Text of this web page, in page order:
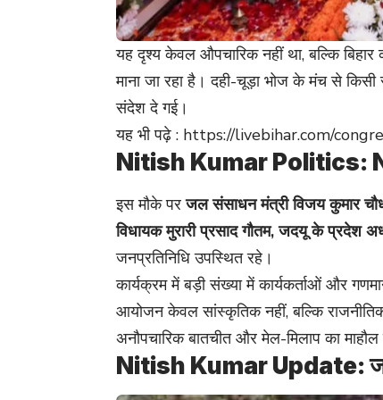
यह दृश्य केवल औपचारिक नहीं था, बल्कि
माना जा रहा है। दही-चूड़ा भोज के मंच से
संदेश दे गई।
यह भी पढ़े : https://livebihar.com/
Nitish Kumar Politics:
इस मौके परजल संसाधन मंत्री विजय कुमार
विधायक मुरारी प्रसाद गौतम, जदयू के प्रदेश
जनप्रतिनिधि उपस्थित रहे।
कार्यक्रम में बड़ी संख्या में कार्यकर्ताओं और
आयोजन केवल सांस्कृतिक नहीं, बल्कि
अनौपचारिक बातचीत और मेल-मिलाप का माहौल
Nitish Kumar Update: